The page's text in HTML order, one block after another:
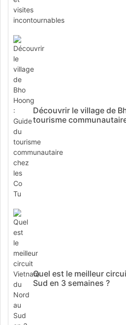
Découvrir le village de
tourisme
Quel est le meilleur
Sud en 3 semaines ?